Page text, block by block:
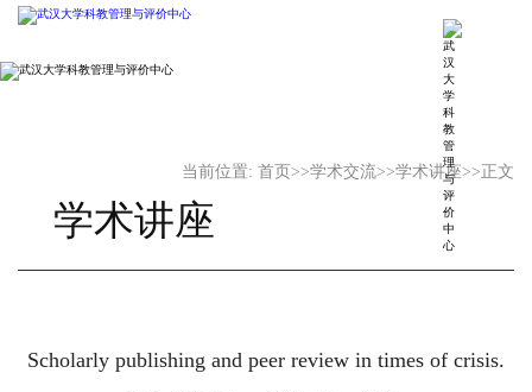
当前位置: 首页 >>学术交流>>学术讲座>> 正文
学术讲座
Scholarly publishing and peer review in times of crisis.